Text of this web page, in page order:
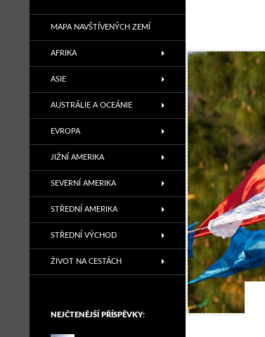
MAPA NAVŠTÍVENÝCH ZEMÍ
AFRIKA
ASIE
AUSTRÁLIE A OCEÁNIE
EVROPA
JIŽNÍ AMERIKA
SEVERNÍ AMERIKA
STŘEDNÍ AMERIKA
STŘEDNÍ VÝCHOD
ŽIVOT NA CESTÁCH
NEJČTENĚJŠÍ PŘÍSPĚVKY: